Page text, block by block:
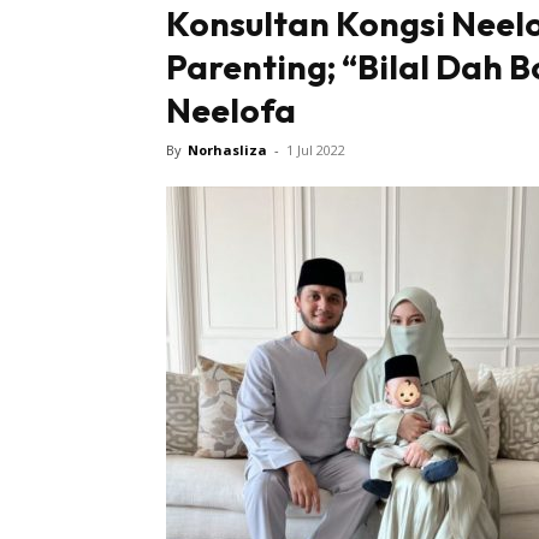
Konsultan Kongsi
Parenting; “Bilal Dah
Neelofa
By Norhasliza - 1 Jul 2022